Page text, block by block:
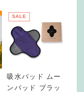
SALE
吸水パッド ムー
ンパッド ブラッ